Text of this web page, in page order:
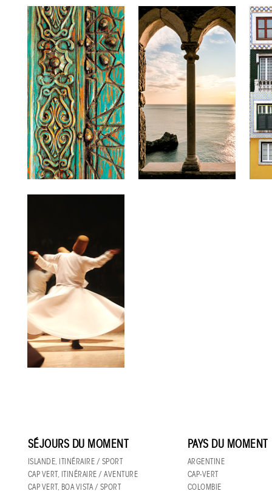
SÉJOURS DU MOMENT
ISLANDE, ITINÉRAIRE / SPORT
CAP VERT, ITINÉRAIRE / AVENTURE
CAP VERT, BOA VISTA / SPORT
PAYS DU MOMENT
ARGENTINE
CAP-VERT
COLOMBIE